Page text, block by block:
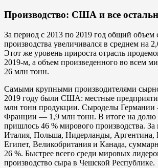
Производство: США и все
За период с 2013 по 2019 год общий объем
производства увеличивался в среднем на
Этот же уровень прироста отрасль
2019-м, а объем произведенного во всем
26 млн тонн.
Самыми крупными производителями
2019 году были США: местные
млн тонн продукции. Сыроделы
Франции — 1,9 млн тонн. В итоге на долю
пришлось 46 % мирового производства.
Италия, Польша, Нидерланды, Аргентина,
Египет, Великобритания и Канада,
26 %. Быстрее всего среди мировых
производство сыра в Чешской Республике.